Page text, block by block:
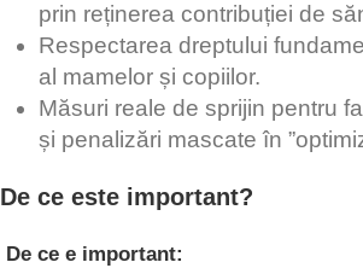
prin reținerea contribuției de
Respectarea dreptului
al mamelor și copiilor.
Măsuri reale de sprijin pentru
și penalizări mascate în
De ce este important?
De ce e important: